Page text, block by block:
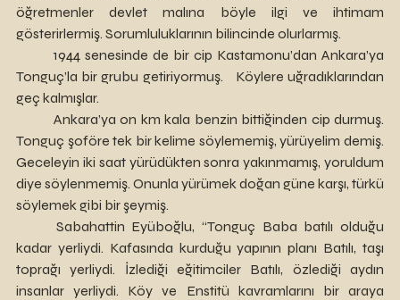
öğretmenler devlet malına böyle ilgi ve ihtimam
gösterirlermiş. Sorumluluklarının bilincinde olurlarmış.
Tonguç’la bir grubu getiriyormuş. 	Köylere uğradıklarından
geç kalmışlar.
Tonguç şoföre tek bir kelime söylememiş, yürüyelim demiş.
Geceleyin iki saat yürüdükten sonra yakınmamış, yoruldum
diye söylenmemiş. Onunla yürümek doğan güne karşı, türkü
söylemek gibi bir şeymiş.
kadar yerliydi. Kafasında kurduğu yapının planı Batılı, taşı
toprağı yerliydi. İzlediği eğitimciler Batılı, özlediği aydın
insanlar yerliydi. Köy ve Enstitü kavramlarını bir araya